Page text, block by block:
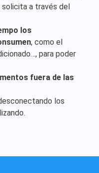
solicita a través del
los
, como el
para poder
fuera de las
los